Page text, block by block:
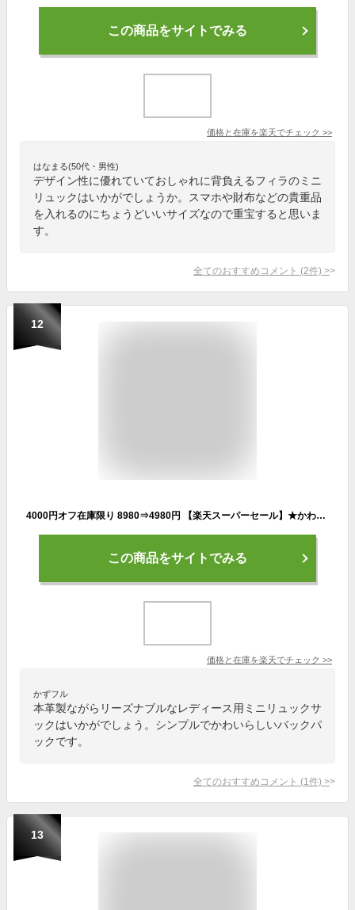
この商品をサイトでみる
価格と在庫を楽天でチェック >>
はなまる(50代・男性)
デザイン性に優れていておしゃれに背負えるフィラのミニ
リュックはいかがでしょうか。スマホや財布などの貴重品
を入れるのにちょうどいいサイズなので重宝すると思いま
す。
全てのおすすめコメント (2件) >
12
4000円オフ在庫限り 8980⇒4980円 【楽天スーパーセール】★かわいい 小さめ レザー リュック【本革 牛革】レディース バッグ カジュアル 軽量 シンプル ミニ リュックサック バックパック 7色 指定エリア【返品可】 送料無料(3096-新)
この商品をサイトでみる
価格と在庫を楽天でチェック >>
かずフル
本革製ながらリーズナブルなレディース用ミニリュックサ
ックはいかがでしょう。シンプルでかわいらしいバックパ
ックです。
全てのおすすめコメント (1 件) >
13